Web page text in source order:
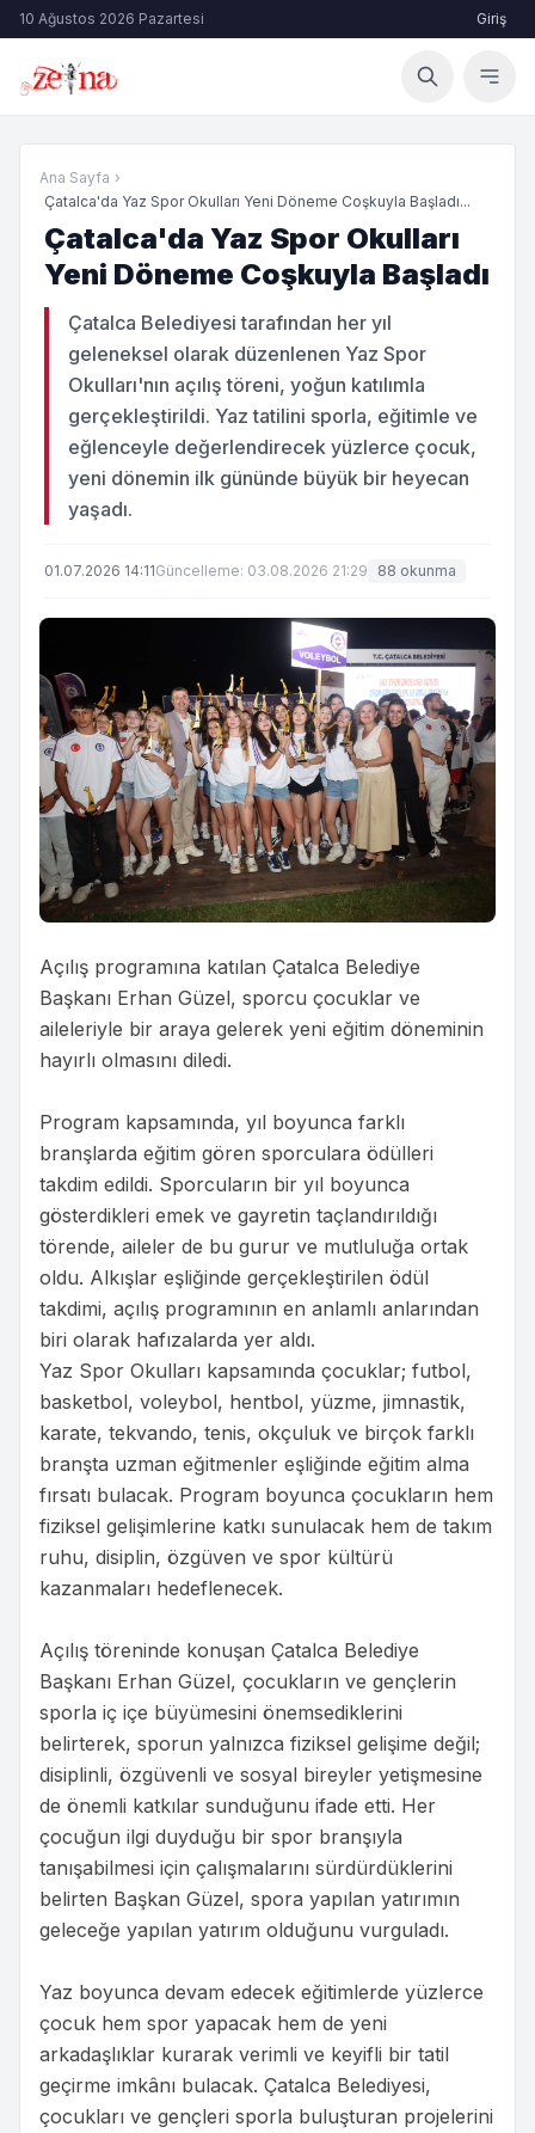
10 Ağustos 2026 Pazartesi Giriş
Ana Sayfa ›
Çatalca'da Yaz Spor Okulları Yeni Döneme Coşkuyla Başladı...
Çatalca'da Yaz Spor Okulları
Yeni Döneme Coşkuyla Başladı
Çatalca Belediyesi tarafından her yıl
geleneksel olarak düzenlenen Yaz Spor
Okulları'nın açılış töreni, yoğun katılımla
gerçekleştirildi. Yaz tatilini sporla, eğitimle ve
eğlenceyle değerlendirecek yüzlerce çocuk,
yeni dönemin ilk gününde büyük bir heyecan
yaşadı.
01.07.2026 14:11Güncelleme: 03.08.2026 21:29 88 okunma
Açılış programına katılan Çatalca Belediye
Başkanı Erhan Güzel, sporcu çocuklar ve
aileleriyle bir araya gelerek yeni eğitim döneminin
hayırlı olmasını diledi.
Program kapsamında, yıl boyunca farklı
branşlarda eğitim gören sporculara ödülleri
takdim edildi. Sporcuların bir yıl boyunca
gösterdikleri emek ve gayretin taçlandırıldığı
törende, aileler de bu gurur ve mutluluğa ortak
oldu. Alkışlar eşliğinde gerçekleştirilen ödül
takdimi, açılış programının en anlamlı anlarından
biri olarak hafızalarda yer aldı.
Yaz Spor Okulları kapsamında çocuklar; futbol,
basketbol, voleybol, hentbol, yüzme, jimnastik,
karate, tekvando, tenis, okçuluk ve birçok farklı
branşta uzman eğitmenler eşliğinde eğitim alma
fırsatı bulacak. Program boyunca çocukların hem
fiziksel gelişimlerine katkı sunulacak hem de takım
ruhu, disiplin, özgüven ve spor kültürü
kazanmaları hedeflenecek.
Açılış töreninde konuşan Çatalca Belediye
Başkanı Erhan Güzel, çocukların ve gençlerin
sporla iç içe büyümesini önemsediklerini
belirterek, sporun yalnızca fiziksel gelişime değil;
disiplinli, özgüvenli ve sosyal bireyler yetişmesine
de önemli katkılar sunduğunu ifade etti. Her
çocuğun ilgi duyduğu bir spor branşıyla
tanışabilmesi için çalışmalarını sürdürdüklerini
belirten Başkan Güzel, spora yapılan yatırımın
geleceğe yapılan yatırım olduğunu vurguladı.
Yaz boyunca devam edecek eğitimlerde yüzlerce
çocuk hem spor yapacak hem de yeni
arkadaşlıklar kurarak verimli ve keyifli bir tatil
geçirme imkânı bulacak. Çatalca Belediyesi,
çocukları ve gençleri sporla buluşturan projelerini